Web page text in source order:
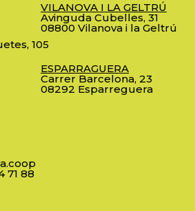
105
71 88
VILANOVA I LA GELTRÚ
Avinguda Cubelles, 31
08800 Vilanova i la Geltrú
ESPARRAGUERA
Carrer Barcelona, 23
08292 Esparreguera